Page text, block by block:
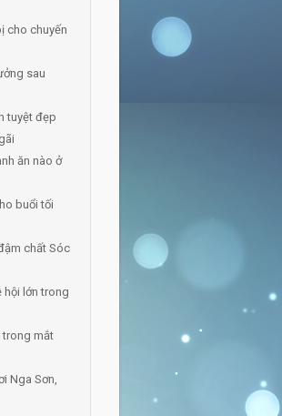
cho chuyến
sau
tuyệt đẹp
ăn nào ở
buổi tối
chất Sóc
hội lớn trong
trong mắt
Nga Sơn,